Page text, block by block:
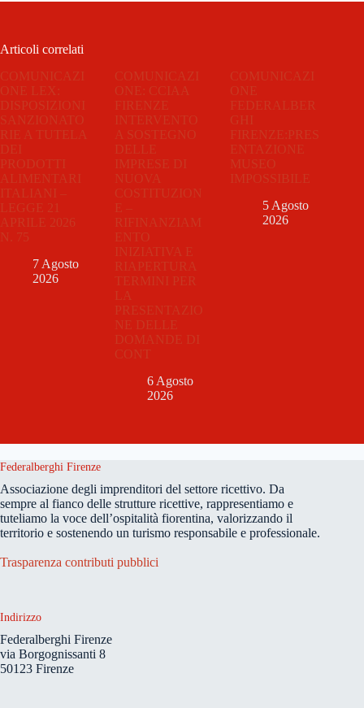
Articoli correlati
COMUNICAZI
ONE LEX:
DISPOSIZIONI
SANZIONATO
RIE A TUTELA
DEI
PRODOTTI
ALIMENTARI
ITALIANI –
LEGGE 21
APRILE 2026
N. 75
7 Agosto
2026
COMUNICAZI
ONE: CCIAA
FIRENZE
INTERVENTO
A SOSTEGNO
DELLE
IMPRESE DI
NUOVA
COSTITUZION
E –
RIFINANZIAM
ENTO
INIZIATIVA E
RIAPERTURA
TERMINI PER
LA
PRESENTAZIO
NE DELLE
DOMANDE DI
CONT
6 Agosto
2026
COMUNICAZI
ONE
FEDERALBER
GHI
FIRENZE:PRES
ENTAZIONE
MUSEO
IMPOSSIBILE
5 Agosto
2026
Federalberghi Firenze
Associazione degli imprenditori del settore ricettivo. Da
sempre al fianco delle strutture ricettive, rappresentiamo e
tuteliamo la voce dell’ospitalità fiorentina, valorizzando il
territorio e sostenendo un turismo responsabile e professionale.
Trasparenza contributi pubblici
Indirizzo
Federalberghi Firenze
via Borgognissanti 8
50123 Firenze